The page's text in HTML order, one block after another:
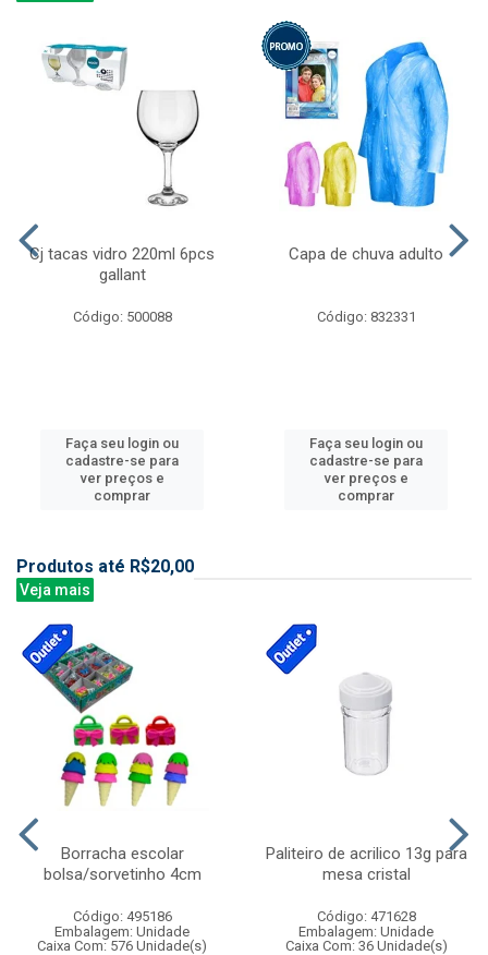
Cj tacas vidro 220ml 6pcs
gallant
Código: 500088
Faça seu login ou
cadastre-se para
ver preços e
comprar
Capa de chuva adulto
Código: 832331
Faça seu login ou
cadastre-se para
ver preços e
comprar
Produtos até R$20,00
Veja mais
Borracha escolar
bolsa/sorvetinho 4cm
Código: 495186
Embalagem: Unidade
Caixa Com: 576 Unidade(s)
Paliteiro de acrilico 13g para
mesa cristal
Código: 471628
Embalagem: Unidade
Caixa Com: 36 Unidade(s)